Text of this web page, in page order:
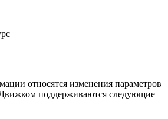
относятся изменения параметров
поддерживаются следующие